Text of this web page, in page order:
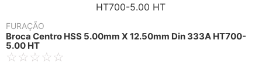
FURAÇÃO
Broca Centro HSS 5.00mm X 12.50mm Din 333A HT700-
5.00 HT
☆☆☆☆☆